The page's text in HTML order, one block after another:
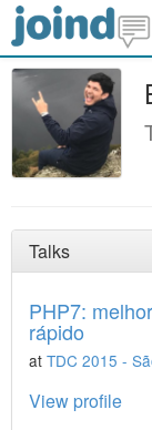
Talks
PHP7:
rápido
at TDC 2015 -
View profile